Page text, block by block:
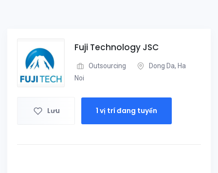
Fuji Technology JSC
Outsourcing
Dong Da, Ha
Noi
Lưu 1 vị trí đang tuyển